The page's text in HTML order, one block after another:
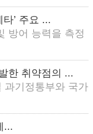
’ 주요 ...
방어 능력을 측정
한 취약점의 ...
과기정통부와 국가
...